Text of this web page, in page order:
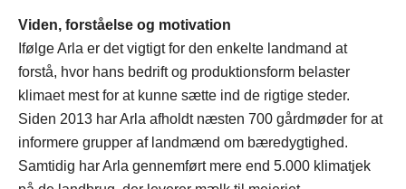
Viden, forståelse og motivation
Ifølge Arla er det vigtigt for den enkelte landmand at
forstå, hvor hans bedrift og produktionsform belaster
klimaet mest for at kunne sætte ind de rigtige steder.
Siden 2013 har Arla afholdt næsten 700 gårdmøder for at
informere grupper af landmænd om bæredygtighed.
Samtidig har Arla gennemført mere end 5.000 klimatjek